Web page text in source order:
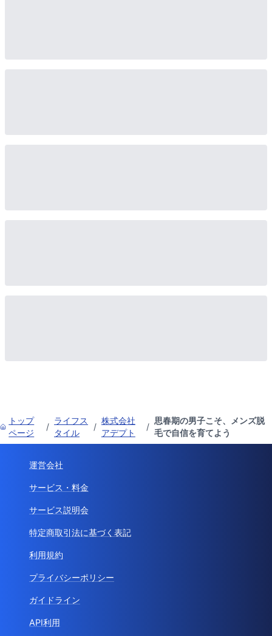
トップ
ページ
/
ライフス
タイル
/
株式会社
アデプト
/
思春期の男子こそ、メンズ脱
毛で自信を育てよう
運営会社
サービス・料金
サービス説明会
特定商取引法に基づく表記
利用規約
プライバシーポリシー
ガイドライン
API利用